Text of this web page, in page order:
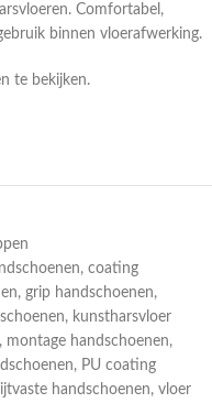
Comfortabel,
binnen vloerafwerking.
te bekijken.
, coating
, grip handschoenen,
, kunstharsvloer
, montage handschoenen,
, PU coating
handschoenen, vloer